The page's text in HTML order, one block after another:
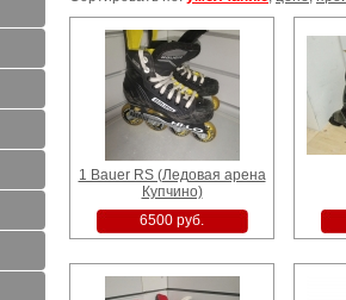
CCM 9040 Yth M (Север
парк арена)
4500 руб.
(Ледовая арена
Пулковские высоты)
11300 руб.
36" Bauer на колесах
Пулковские высоты)
8" Mad Gay (Ледовая
1800 руб.
1 Bauer RS (Ледовая арена
Купчино)
6500 руб.